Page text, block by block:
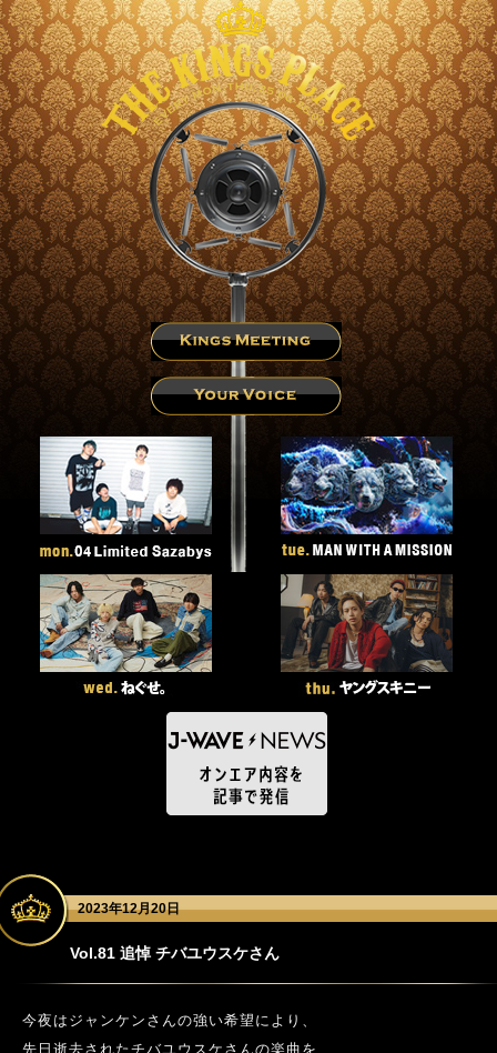
2023年12月20日
Vol.81 追悼 チバユウスケさん
今夜はジャンケンさんの強い希望により、
先日逝去されたチバユウスケさんの楽曲を